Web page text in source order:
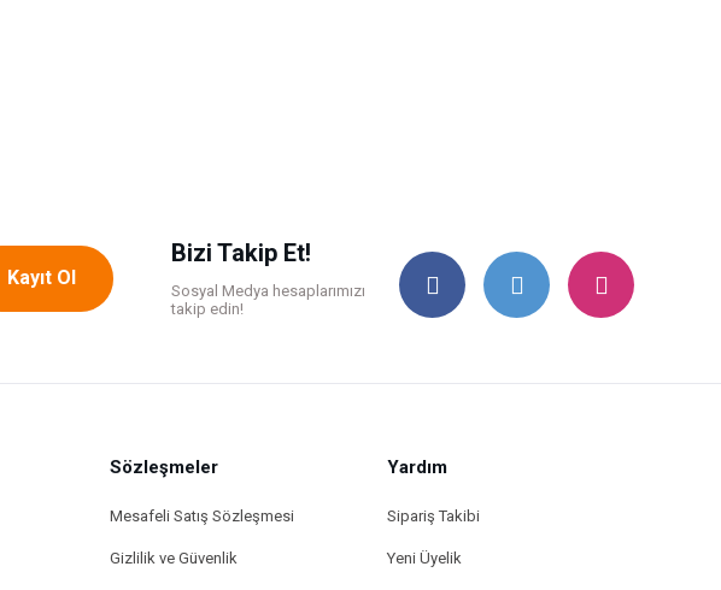
Kayıt Ol
Bizi Takip Et!
Sosyal Medya hesaplarımızı
takip edin!
Sözleşmeler
Mesafeli Satış Sözleşmesi
Gizlilik ve Güvenlik
Yardım
Sipariş Takibi
Yeni Üyelik